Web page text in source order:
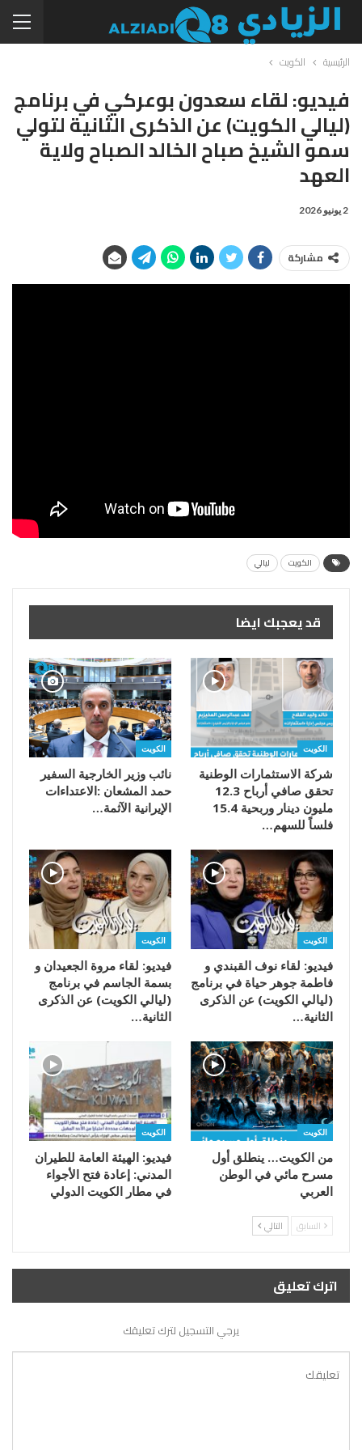
الرئيسية الكويت
فيديو: لقاء سعدون بوعركي في برنامج
(ليالي الكويت) عن الذكرى الثانية لتولي
سمو الشيخ صباح الخالد الصباح ولاية
العهد
2 يونيو 2026
مشاركة
الكويت ليالي
قد يعجبك ايضا
الكويت
شركة الاستثمارات الوطنية
تحقق صافي أرباح 12.3
مليون دينار وربحية 15.4
فلساً للسهم…
الكويت
‬الإيرانية‭ ‬الآثمة‭…
الكويت
فيديو: لقاء نوف القبندي و
فاطمة جوهر حياة في برنامج
(ليالي الكويت) عن الذكرى
الثانية…
الكويت
فيديو: لقاء مروة الجعيدان و
بسمة الجاسم في برنامج
(ليالي الكويت) عن الذكرى
الثانية…
الكويت
من الكويت… ينطلق أول
مسرح مائي في الوطن
العربي
الكويت
فيديو: الهيئة العامة للطيران
المدني: إعادة فتح الأجواء
في مطار الكويت الدولي
السابق التالي
اترك تعليق
يرجي التسجيل لترك تعليقك